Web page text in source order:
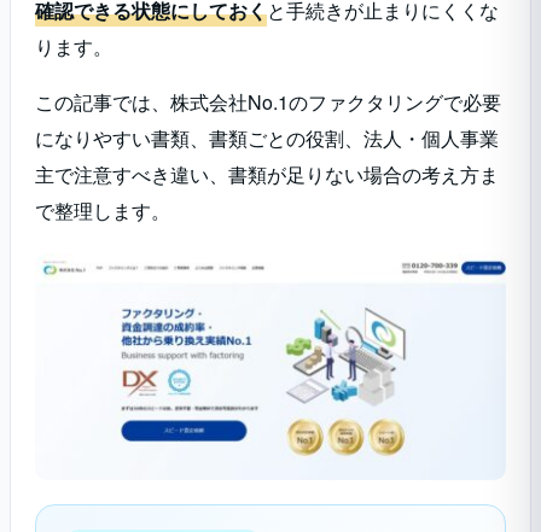
確認できる状態にしておくと手続きが止まりにくくな
ります。
この記事では、株式会社No.1のファクタリングで必要
になりやすい書類、書類ごとの役割、法人・個人事業
主で注意すべき違い、書類が足りない場合の考え方ま
で整理します。